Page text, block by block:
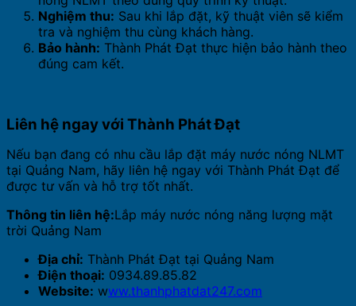
Nghiệm thu: Sau khi lắp đặt, kỹ thuật viên sẽ kiểm
tra và nghiệm thu cùng khách hàng.
Bảo hành: Thành Phát Đạt thực hiện bảo hành theo
đúng cam kết.
Liên hệ ngay với Thành Phát Đạt
Nếu bạn đang có nhu cầu lắp đặt máy nước nóng NLMT
tại Quảng Nam, hãy liên hệ ngay với Thành Phát Đạt để
được tư vấn và hỗ trợ tốt nhất.
Thông tin liên hệ:Lắp máy nước nóng năng lượng mặt
trời Quảng Nam
Địa chỉ: Thành Phát Đạt tại Quảng Nam
Điện thoại: 0934.89.85.82
Website: www.thanhphatdat247.com